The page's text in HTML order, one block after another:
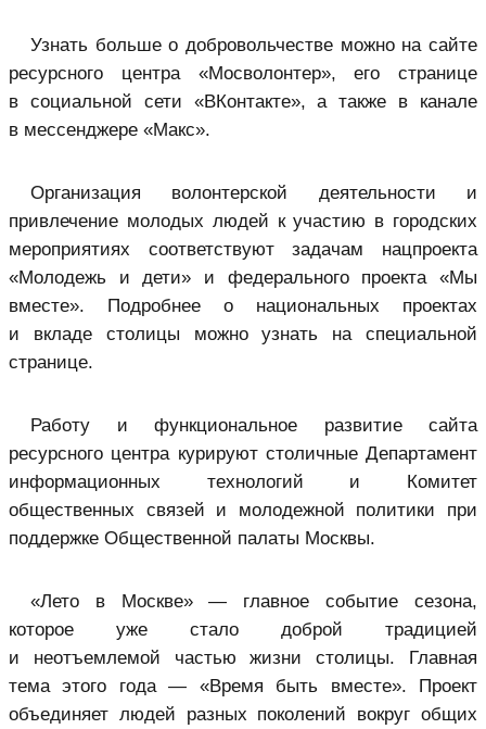
Узнать больше о добровольчестве можно на сайте
ресурсного центра «Мосволонтер», его странице
в социальной сети «ВКонтакте», а также в канале
в мессенджере «Макс».
Организация волонтерской деятельности и
привлечение молодых людей к участию в городских
мероприятиях соответствуют задачам нацпроекта
«Молодежь и дети» и федерального проекта «Мы
вместе». Подробнее о национальных проектах
и вкладе столицы можно узнать на специальной
странице.
Работу и функциональное развитие сайта
ресурсного центра курируют столичные Департамент
информационных технологий и Комитет
общественных связей и молодежной политики при
поддержке Общественной палаты Москвы.
«Лето в Москве» — главное событие сезона,
которое уже стало доброй традицией
и неотъемлемой частью жизни столицы. Главная
тема этого года — «Время быть вместе». Проект
объединяет людей разных поколений вокруг общих